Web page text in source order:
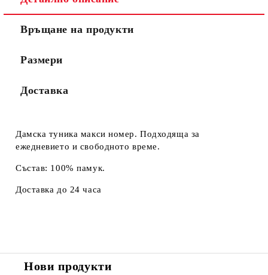
Връщане на продукти
Размери
Доставка
Дамска туника макси номер. Подходяща за
ежедневието и свободното време.
Състав: 100% памук.
Доставка до 24 часа
Нови продукти